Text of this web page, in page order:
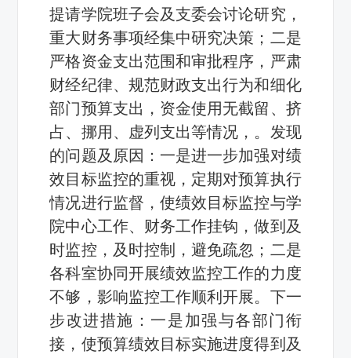
提请学院班子会及支委会讨论研究，
重大财务事项经集中研究决策；二是
严格资金支出范围和审批程序，严肃
财经纪律、规范财政支出行为和细化
部门预算支出，资金使用无截留、挤
占、挪用、虚列支出等情况， 。发现
的问题及原因：一是进一步加强对绩
效目标监控的重视，定期对预算执行
情况进行监督，使绩效目标监控与学
院中心工作、财务工作挂钩，做到及
时监控，及时控制，避免疏忽 ；二是
各科室协同开展绩效监控工作的力度
不够，影响监控工作顺利开展。下一
步改进措施：一是加强与各部门衔
接，使预算绩效目标实施进度得到及